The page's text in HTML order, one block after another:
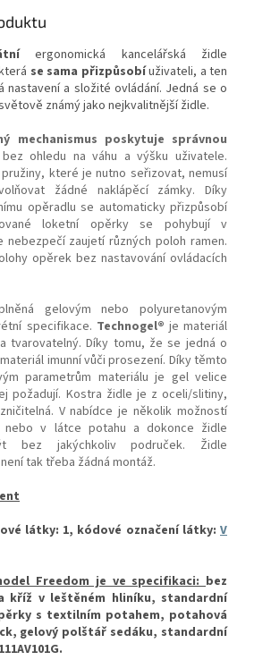
ergonomická kancelářská židle
se sama přizpůsobíuživateli, a ten
nastavení a složité ovládání. Jedná se o
známý jako nejkvalitnější židle.
mechanismus poskytuje správnou
ohledu na váhu a výšku uživatele.
které je nutno seřizovat, nemusí
žádné naklápěcí zámky. Díky
opěradlu se automaticky přizpůsobí
loketní opěrky se pohybují v
nebezpečí zaujetí různých poloh ramen.
opěrek bez nastavování ovládacích
gelovým nebo polyuretanovým
specifikace. Technogel® je materiál
tvarovatelný. Díky tomu, že se jedná o
imunní vůči prosezení. Díky těmto
parametrům materiálu je gel velice
požadují. Kostra židle je z oceli/slitiny,
V nabídce je několik možností
nebo v látce potahu a dokonce židle
bez jakýchkoliv područek. Židle
tak třeba žádná montáž.
látky: 1, kódové označení látky: V
Freedom je ve specifikaci:bez
kříž v leštěném hliníku, standardní
s textilním potahem, potahová
gelový polštář sedáku, standardní